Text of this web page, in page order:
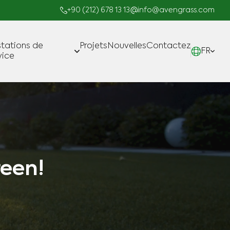
+90 (212) 678 13 13 info@avengrass.com
de
Fabrication
Projets NouvellesContactez
FR